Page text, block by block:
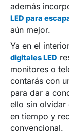
además
LED para
aún mejor.
Ya en el
digitales LED
monitores o
contarás con
para dar a
ello sin olvidar
en tiempo y
convencional.